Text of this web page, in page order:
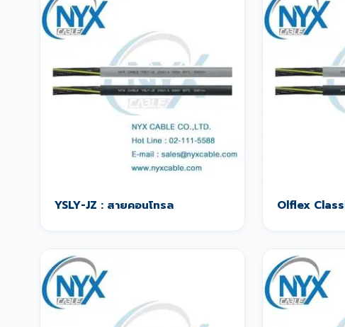
YSLY-JZ : สายคอนโทรล Olflex